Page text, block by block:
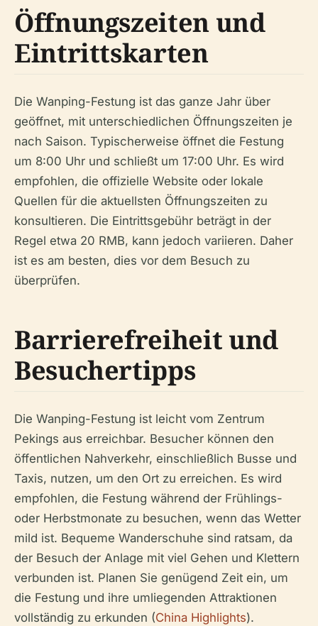
Öffnungszeiten und
Eintrittskarten
Die Wanping-Festung ist das ganze Jahr über
geöffnet, mit unterschiedlichen Öffnungszeiten je
nach Saison. Typischerweise öffnet die Festung
um 8:00 Uhr und schließt um 17:00 Uhr. Es wird
empfohlen, die offizielle Website oder lokale
Quellen für die aktuellsten Öffnungszeiten zu
konsultieren. Die Eintrittsgebühr beträgt in der
Regel etwa 20 RMB, kann jedoch variieren. Daher
ist es am besten, dies vor dem Besuch zu
überprüfen.
Barrierefreiheit und
Besuchertipps
Die Wanping-Festung ist leicht vom Zentrum
Pekings aus erreichbar. Besucher können den
öffentlichen Nahverkehr, einschließlich Busse und
Taxis, nutzen, um den Ort zu erreichen. Es wird
empfohlen, die Festung während der Frühlings-
oder Herbstmonate zu besuchen, wenn das Wetter
mild ist. Bequeme Wanderschuhe sind ratsam, da
der Besuch der Anlage mit viel Gehen und Klettern
verbunden ist. Planen Sie genügend Zeit ein, um
die Festung und ihre umliegenden Attraktionen
vollständig zu erkunden (China Highlights).